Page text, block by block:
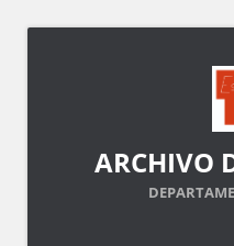
ARCHIVO